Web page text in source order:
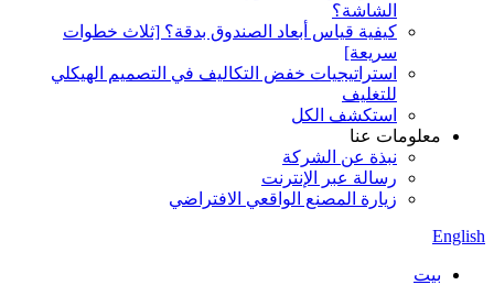
الشاشة؟
كيفية قياس أبعاد الصندوق بدقة؟ [ثلاث خطوات
سريعة]
استراتيجيات خفض التكاليف في التصميم الهيكلي
للتغليف
استكشف الكل
معلومات عنا
نبذة عن الشركة
رسالة عبر الإنترنت
زيارة المصنع الواقعي الافتراضي
English
بيت